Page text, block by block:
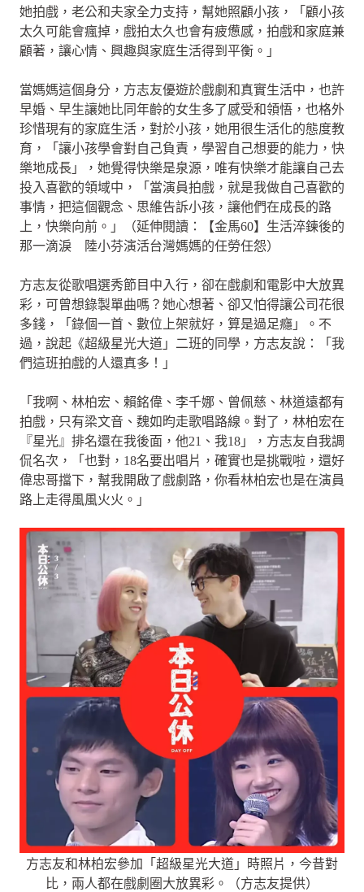
她拍戲，老公和夫家全力支持，幫她照顧小孩，「顧小孩
太久可能會瘋掉，戲拍太久也會有疲憊感，拍戲和家庭兼
顧著，讓心情、興趣與家庭生活得到平衡。」
當媽媽這個身分，方志友優遊於戲劇和真實生活中，也許
早婚、早生讓她比同年齡的女生多了感受和領悟，也格外
珍惜現有的家庭生活，對於小孩，她用很生活化的態度教
育，「讓小孩學會對自己負責，學習自己想要的能力，快
樂地成長」，她覺得快樂是泉源，唯有快樂才能讓自己去
投入喜歡的領域中，「當演員拍戲，就是我做自己喜歡的
事情，把這個觀念、思維告訴小孩，讓他們在成長的路
上，快樂向前。」（延伸閱讀：【金馬60】生活淬鍊後的
那一滴淚 陸小芬演活台灣媽媽的任勞任怨）
方志友從歌唱選秀節目中入行，卻在戲劇和電影中大放異
彩，可曾想錄製單曲嗎？她心想著、卻又怕得讓公司花很
多錢，「錄個一首、數位上架就好，算是過足癮」。不
過，說起《超級星光大道」二班的同學，方志友說：「我
們這班拍戲的人還真多！」
「我啊、林柏宏、賴銘偉、李千娜、曾佩慈、林道遠都有
拍戲，只有梁文音、魏如昀走歌唱路線。對了，林柏宏在
『星光』排名還在我後面，他21、我18」，方志友自我調
侃名次，「也對，18名要出唱片，確實也是挑戰啦，還好
偉忠哥擋下，幫我開啟了戲劇路，你看林柏宏也是在演員
路上走得風風火火。」
方志友和林柏宏參加「超級星光大道」時照片，今昔對
比，兩人都在戲劇圈大放異彩。（方志友提供）